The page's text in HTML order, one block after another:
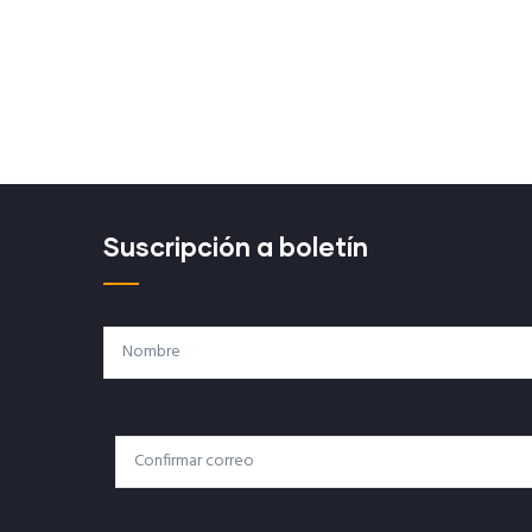
Suscripción a boletín
Nombre
Correo
Electrónico
Correo Electrónico